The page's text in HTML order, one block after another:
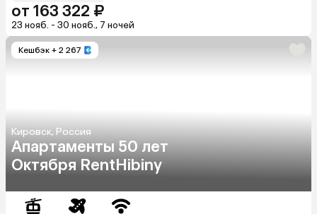
от 163 322 ₽
23 нояб. - 30 нояб., 7 ночей
Кешбэк + 2 267
Кировск, Россия
Апартаменты 50 лет
Октября RentHibiny